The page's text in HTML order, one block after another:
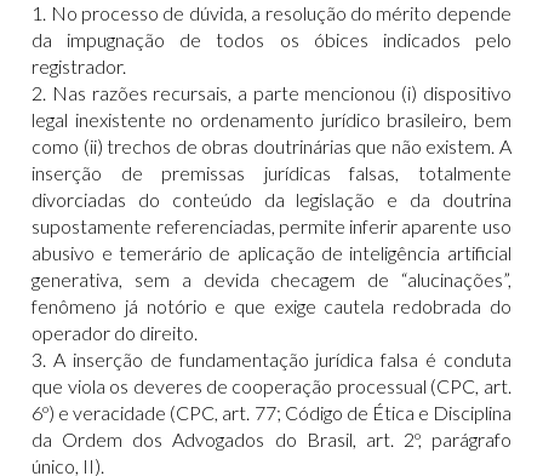
1. No processo de dúvida, a resolução do mérito depende
da impugnação de todos os óbices indicados pelo
registrador.
2. Nas razões recursais, a parte mencionou (i) dispositivo
legal inexistente no ordenamento jurídico brasileiro, bem
como (ii) trechos de obras doutrinárias que não existem. A
inserção de premissas jurídicas falsas, totalmente
divorciadas do conteúdo da legislação e da doutrina
supostamente referenciadas, permite inferir aparente uso
abusivo e temerário de aplicação de inteligência artificial
generativa, sem a devida checagem de “alucinações”,
fenômeno já notório e que exige cautela redobrada do
operador do direito.
3. A inserção de fundamentação jurídica falsa é conduta
que viola os deveres de cooperação processual (CPC, art.
6º) e veracidade (CPC, art. 77; Código de Ética e Disciplina
da Ordem dos Advogados do Brasil, art. 2º, parágrafo
único, II).